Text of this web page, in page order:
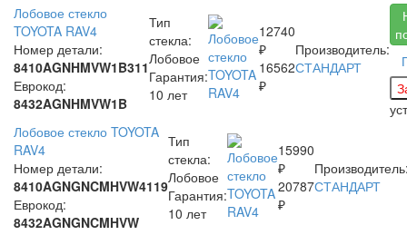
Лобовое стекло
TOYOTA RAV4
Номер детали:
8410AGNHMVW1B311
Еврокод:
8432AGNHMVW1B
Тип
стекла:
Лобовое
Гарантия:
10 лет
12740
₽
16562
₽
Производитель:
СТАНДАРТ
Лобовое стекло TOYOTA
RAV4
Номер детали:
8410AGNGNCMHVW4119
Еврокод:
8432AGNGNCMHVW
Тип
стекла:
Лобовое
Гарантия:
10 лет
15990
₽
20787
₽
СТАНДАРТ